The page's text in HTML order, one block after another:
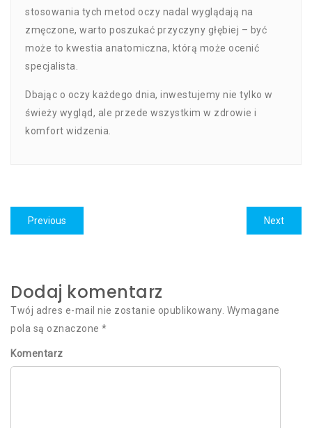
stosowania tych metod oczy nadal wyglądają na
zmęczone, warto poszukać przyczyny głębiej – być
może to kwestia anatomiczna, którą może ocenić
specjalista.
Dbając o oczy każdego dnia, inwestujemy nie tylko w
świeży wygląd, ale przede wszystkim w zdrowie i
komfort widzenia.
Nawigacja
wpisu
Previous
post:
Next
post:
Dodaj komentarz
Twój adres e-mail nie zostanie opublikowany. Wymagane
pola są oznaczone *
Komentarz